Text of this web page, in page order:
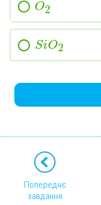
O2
SiO2
Попереднє
завдання